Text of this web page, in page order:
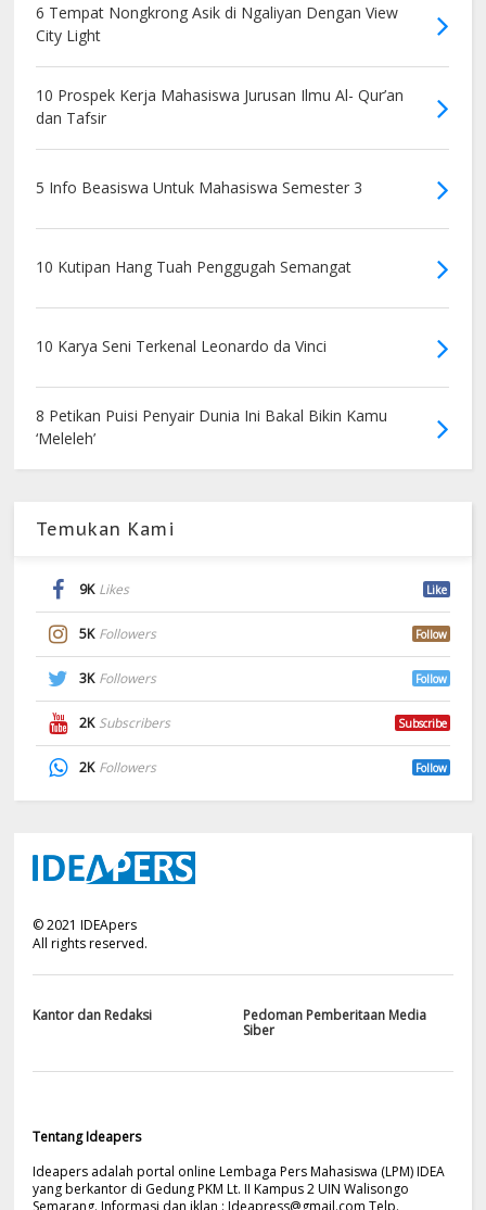
6 Tempat Nongkrong Asik di Ngaliyan Dengan View
City Light
10 Prospek Kerja Mahasiswa Jurusan Ilmu Al- Qur’an
dan Tafsir
5 Info Beasiswa Untuk Mahasiswa Semester 3
10 Kutipan Hang Tuah Penggugah Semangat
10 Karya Seni Terkenal Leonardo da Vinci
8 Petikan Puisi Penyair Dunia Ini Bakal Bikin Kamu
‘Meleleh’
Temukan Kami
9K Likes Like
5K Followers Follow
3K Followers Follow
2K Subscribers Subscribe
2K Followers Follow
©2021 IDEApers
All rights reserved.
Kantor dan Redaksi
Pedoman Pemberitaan Media
Siber
Tentang Ideapers
Ideapers adalah portal online Lembaga Pers Mahasiswa (LPM) IDEA
yang berkantor di Gedung PKM Lt. II Kampus 2 UIN Walisongo
Semarang. Informasi dan iklan :Ideapress@gmail.com Telp.